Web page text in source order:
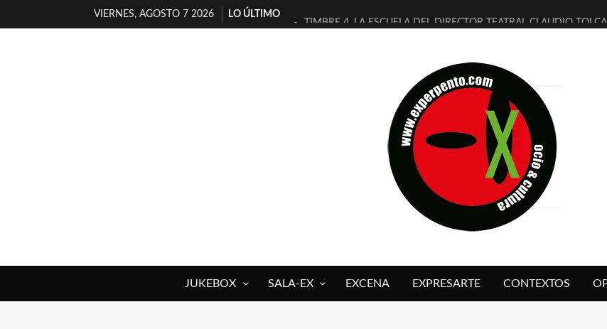
VIERNES, AGOSTO 7 2026
LO ÚLTIMO
TIMBRE 4, LA ESCUELA DEL DIRECTOR TEATRAL CLAUDIO
MILITARES JUDÍAS EN #EXVITA
D’BALDOMEROS REINVENTAN [BITÁCORA 3.0] EN EXVITA
MARSHALL FLASH PRESENTA EN EXVITA [RELATIVA SENCILLEZ]
JOFRE BARDAGÍ EN EXVITA INTERPRETANDO A SERRAT
YORCH PRESENTA [CURSO DE ARMONÍA PERSECUTORIA] EN
MAGALÍ SARE NOS EXPLICA [DESCASADA]
«NO TENGO PUTOS SUEÑOS»
JUKEBOX SALA-EX EXCENA EXPRESARTE CONTEXTOS